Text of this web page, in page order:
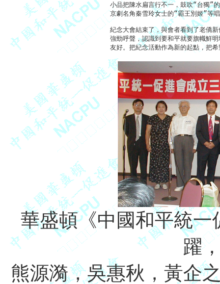
小品把陳水扁言行不一，鼓吹“台獨”
京劇名角秦雪玲女士的“霸王別姬”等
紀念大會結束了，與會者看到了老僑
強勁呼聲，認識到要和平就要旗幟鮮
華盛頓《中國和平統
躍
熊源漪，吳惠秋，黃企